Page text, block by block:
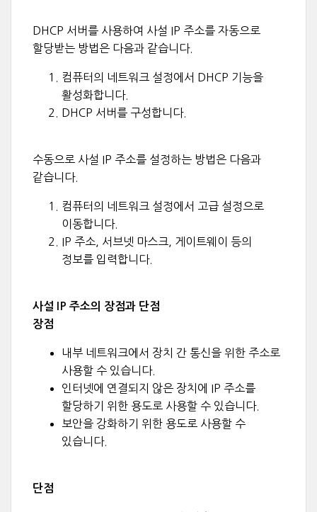
DHCP 서버를 사용하여 사설 IP 주소를 자동으로
할당받는 방법은 다음과 같습니다.
컴퓨터의 네트워크 설정에서 DHCP 기능을
활성화합니다.
DHCP 서버를 구성합니다.
수동으로 사설 IP 주소를 설정하는 방법은 다음과
같습니다.
컴퓨터의 네트워크 설정에서 고급 설정으로
이동합니다.
IP 주소, 서브넷 마스크, 게이트웨이 등의
정보를 입력합니다.
사설 IP 주소의 장점과 단점
장점
내부 네트워크에서 장치 간 통신을 위한 주소로
사용할 수 있습니다.
인터넷에 연결되지 않은 장치에 IP 주소를
할당하기 위한 용도로 사용할 수 있습니다.
보안을 강화하기 위한 용도로 사용할 수
있습니다.
단점